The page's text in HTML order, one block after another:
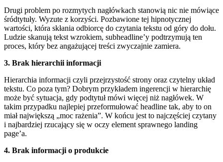
Drugi problem po rozmytych nagłówkach stanowią nic nie mówiące
śródtytuły. Wyzute z korzyści. Pozbawione tej hipnotycznej
wartości, która skłania odbiorcę do czytania tekstu od góry do dołu.
Ludzie skanują tekst wzrokiem, subheadline’y podtrzymują ten
proces, który bez angażującej treści zwyczajnie zamiera.
3. Brak hierarchii informacji
Hierarchia informacji czyli przejrzystość strony oraz czytelny układ
tekstu. Co poza tym? Dobrym przykładem ingerencji w hierarchię
może być sytuacja, gdy podtytuł mówi więcej niż nagłówek. W
takim przypadku najlepiej przeformułować headline tak, aby to on
miał największą „moc rażenia”. W końcu jest to najczęściej czytany
i najbardziej rzucający się w oczy element sprawnego landing
page’a.
4. Brak informacji o produkcie